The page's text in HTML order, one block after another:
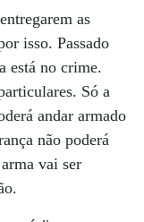
as
isso. Passado
está no crime.
Só a
andar armado
não poderá
vai ser